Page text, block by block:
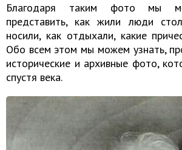
Благодаря таким фото мы
представить, как жили люди
носили, как отдыхали, какие
Обо всем этом мы можем узнать,
исторические и архивные фото,
спустя века.